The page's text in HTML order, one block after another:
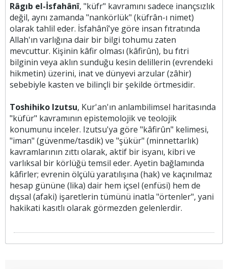
Râgıb el-İsfahânî, "küfr" kavramını sadece inançsızlık
değil, aynı zamanda "nankörlük" (küfrân-ı nimet)
olarak tahlil eder. İsfahânî'ye göre insan fıtratında
Allah'ın varlığına dair bir bilgi tohumu zaten
mevcuttur. Kişinin kâfir olması (kâfirûn), bu fıtri
bilginin veya aklın sunduğu kesin delillerin (evrendeki
hikmetin) üzerini, inat ve dünyevi arzular (zâhir)
sebebiyle kasten ve bilinçli bir şekilde örtmesidir.
Toshihiko Izutsu, Kur'an'ın anlambilimsel haritasında
"küfür" kavramının epistemolojik ve teolojik
konumunu inceler. Izutsu'ya göre "kâfirûn" kelimesi,
"iman" (güvenme/tasdik) ve "şükür" (minnettarlık)
kavramlarının zıttı olarak, aktif bir isyanı, kibri ve
varlıksal bir körlüğü temsil eder. Ayetin bağlamında
kâfirler; evrenin ölçülü yaratılışına (hak) ve kaçınılmaz
hesap gününe (lika) dair hem içsel (enfüsi) hem de
dışsal (afaki) işaretlerin tümünü inatla "örtenler", yani
hakikati kasıtlı olarak görmezden gelenlerdir.